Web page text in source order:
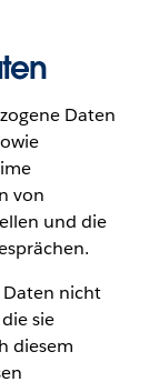
Daten
von
und die
nicht
sie
diesem